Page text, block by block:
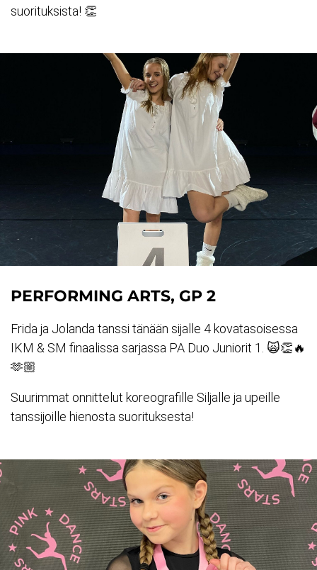
suorituksista! 👏
PERFORMING ARTS, GP 2
Frida ja Jolanda tanssi tänään sijalle 4 kovatasoisessa
IKM & SM finaalissa sarjassa PA Duo Juniorit 1. 🙀👏🔥
🫶🏼
Suurimmat onnittelut koreografille Siljalle ja upeille
tanssijoille hienosta suorituksesta!